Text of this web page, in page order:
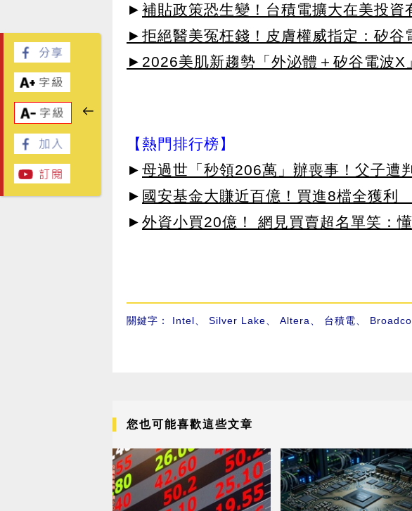
► 補貼政策恐生變！台積電擴大在美投資
►拒絕醫美冤枉錢！皮膚權威指定：矽谷
►2026美肌新趨勢「外泌體＋矽谷電波X
【熱門排行榜】
► 母過世「秒領206萬」辦喪事！父子遭
► 國安基金大賺近百億！買進8檔全獲利
► 外資小買20億！ 網見買賣超名單笑：
關鍵字： Intel、 Silver Lake、 Altera、 台積電、
您也可能喜歡這些文章